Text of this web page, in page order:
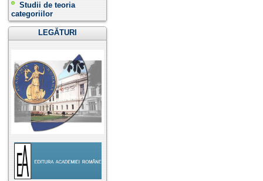
Studii de teoria
categoriilor
LEGĂTURI